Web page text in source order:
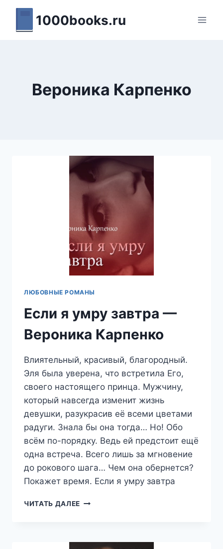
Перейти
содержимому
1000books.ru
Вероника Карпенко
ЛЮБОВНЫЕ РОМАНЫ
Если я умру завтра —
Вероника Карпенко
Влиятельный, красивый, благородный.
Эля была уверена, что встретила Его,
своего настоящего принца. Мужчину,
который навсегда изменит жизнь
девушки, разукрасив её всеми цветами
радуги. Знала бы она тогда… Но! Обо
всём по-порядку. Ведь ей предстоит ещё
одна встреча. Всего лишь за мгновение
до рокового шага… Чем она обернется?
Покажет время. Если я умру завтра
ЧИТАТЬ ДАЛЕЕ ЕСЛИ
—